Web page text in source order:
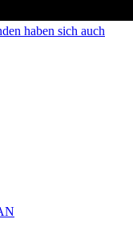
haben sich auch